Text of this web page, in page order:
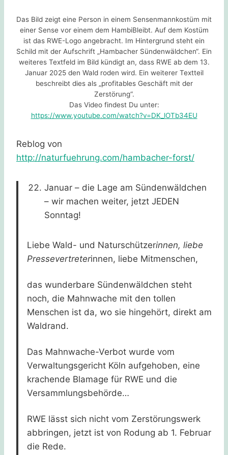
Das Bild zeigt eine Person in einem Sensenmannkostüm mit
einer Sense vor einem dem HambiBleibt. Auf dem Kostüm
ist das RWE-Logo angebracht. Im Hintergrund steht ein
Schild mit der Aufschrift „Hambacher Sündenwäldchen“. Ein
weiteres Textfeld im Bild kündigt an, dass RWE ab dem 13.
Januar 2025 den Wald roden wird. Ein weiterer Textteil
beschreibt dies als „profitables Geschäft mit der
Zerstörung“.
Das Video findest Du unter:
https://www.youtube.com/watch?v=DK_lOTb34EU
Reblog von
http://naturfuehrung.com/hambacher-forst/
Januar – die Lage am Sündenwäldchen
– wir machen weiter, jetzt JEDEN
Sonntag!
Liebe Wald- und Naturschützerinnen, liebe
Pressevertreterinnen, liebe Mitmenschen,
das wunderbare Sündenwäldchen steht
noch, die Mahnwache mit den tollen
Menschen ist da, wo sie hingehört, direkt am
Waldrand.
Das Mahnwache-Verbot wurde vom
Verwaltungsgericht Köln aufgehoben, eine
krachende Blamage für RWE und die
Versammlungsbehörde…
RWE lässt sich nicht vom Zerstörungswerk
abbringen, jetzt ist von Rodung ab 1. Februar
die Rede.